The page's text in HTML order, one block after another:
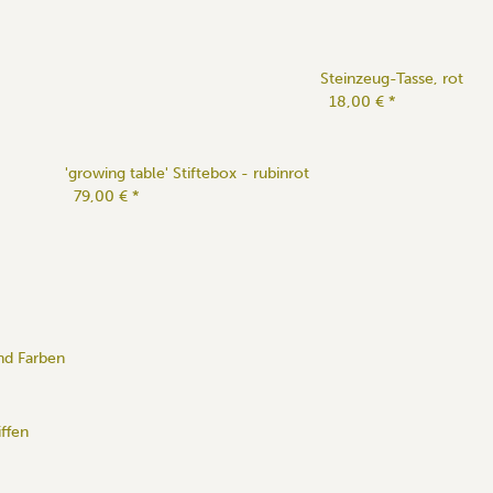
Farben
'growing table' Stiftebox - rubinrot
79,00 € *
Steinzeug-Tasse, rot
18,00 € *